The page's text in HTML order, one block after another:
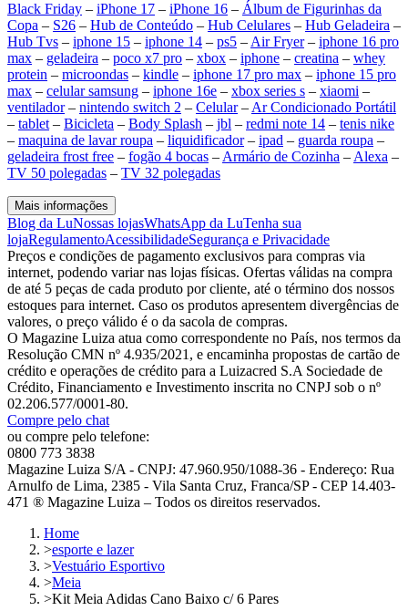
Black Friday – iPhone 17 – iPhone 16 – Álbum de Figurinhas da
Copa – S26 – Hub de Conteúdo – Hub Celulares – Hub Geladeira –
Hub Tvs – iphone 15 – iphone 14 – ps5 – Air Fryer– iphone 16 pro
max – geladeira – poco x7 pro – xbox – iphone – creatina – whey
protein – microondas – kindle – iphone 17 pro max – iphone 15 pro
max – celular samsung – iphone 16e – xbox series s – xiaomi –
ventilador– nintendo switch 2 – Celular– Ar Condicionado Portátil
– tablet – Bicicleta – Body Splash – jbl – redmi note 14 – tenis nike
– maquina de lavar roupa – liquidificador– ipad – guarda roupa –
geladeira frost free – fogão 4 bocas – Armário de Cozinha – Alexa –
TV 50 polegadas – TV 32 polegadas
Mais informações
Blog da LuNossas lojasWhatsApp da LuTenha sua
lojaRegulamentoAcessibilidadeSegurança e Privacidade
Preços e condições de pagamento exclusivos para compras via
internet, podendo variar nas lojas físicas. Ofertas válidas na compra
de até 5 peças de cada produto por cliente, até o término dos nossos
estoques para internet. Caso os produtos apresentem divergências de
valores, o preço válido é o da sacola de compras.
O Magazine Luiza atua como correspondente no País, nos termos da
Resolução CMN nº 4.935/2021, e encaminha propostas de cartão de
crédito e operações de crédito para a Luizacred S.A Sociedade de
Crédito, Financiamento e Investimento inscrita no CNPJ sob o nº
02.206.577/0001-80.
Compre pelo chat
ou compre pelo telefone:
0800 773 3838
Magazine Luiza S/A - CNPJ: 47.960.950/1088-36 - Endereço: Rua
Arnulfo de Lima, 2385 - Vila Santa Cruz, Franca/SP - CEP 14.403-
471 ® Magazine Luiza – Todos os direitos reservados.
Home
>esporte e lazer
>Vestuário Esportivo
>Meia
>Kit Meia Adidas Cano Baixo c/ 6 Pares